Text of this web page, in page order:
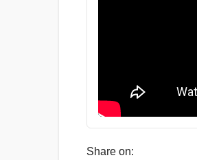
Share on: